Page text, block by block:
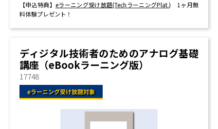
【申込特典】 eラーニング受け放題(TechラーニングPlat.) 1ヶ月無
料体験プレゼント！
ディジタル技術者のためのアナログ基礎
講座（eBookラーニング版）
17748